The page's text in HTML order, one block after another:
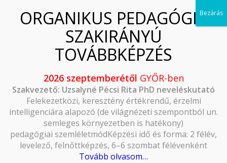
2026 szeptemberétől GYŐR-ben
Szakvezető: Uzsalyné Pécsi Rita PhD neveléskutató
Felekezetközi, keresztény értékrendű, érzelmi
intelligenciára alapozó (de világnézeti szempontból un.
semleges környezetben is hatékony)
pedagógiai szemléletmódKépzési idő és forma: 2 félév,
levelező, felnőttképzés, 6–6 szombat félévenként
Tovább olvasom…